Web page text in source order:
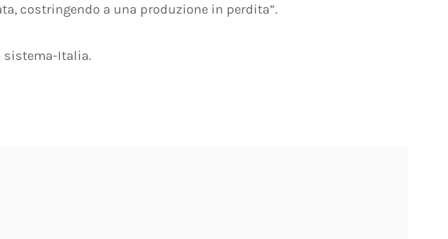
costringendo a una produzione in perdita”.
sistema-Italia.